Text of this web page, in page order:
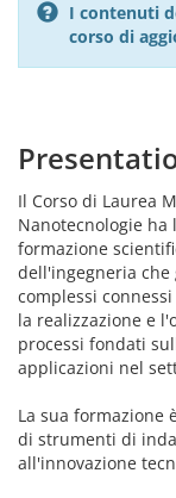
I contenuti
corso di
Il Corso di Laurea
Nanotecnologie
formazione
dell'ingegneria
complessi
la realizzazione e
processi fondati
applicazioni nel
La sua formazione
di strumenti di
all'innovazione